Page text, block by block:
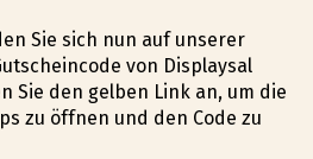
Sie sich nun auf unserer
von Displaysal
Sie den gelben Link an, um die
zu öffnen und den Code zu